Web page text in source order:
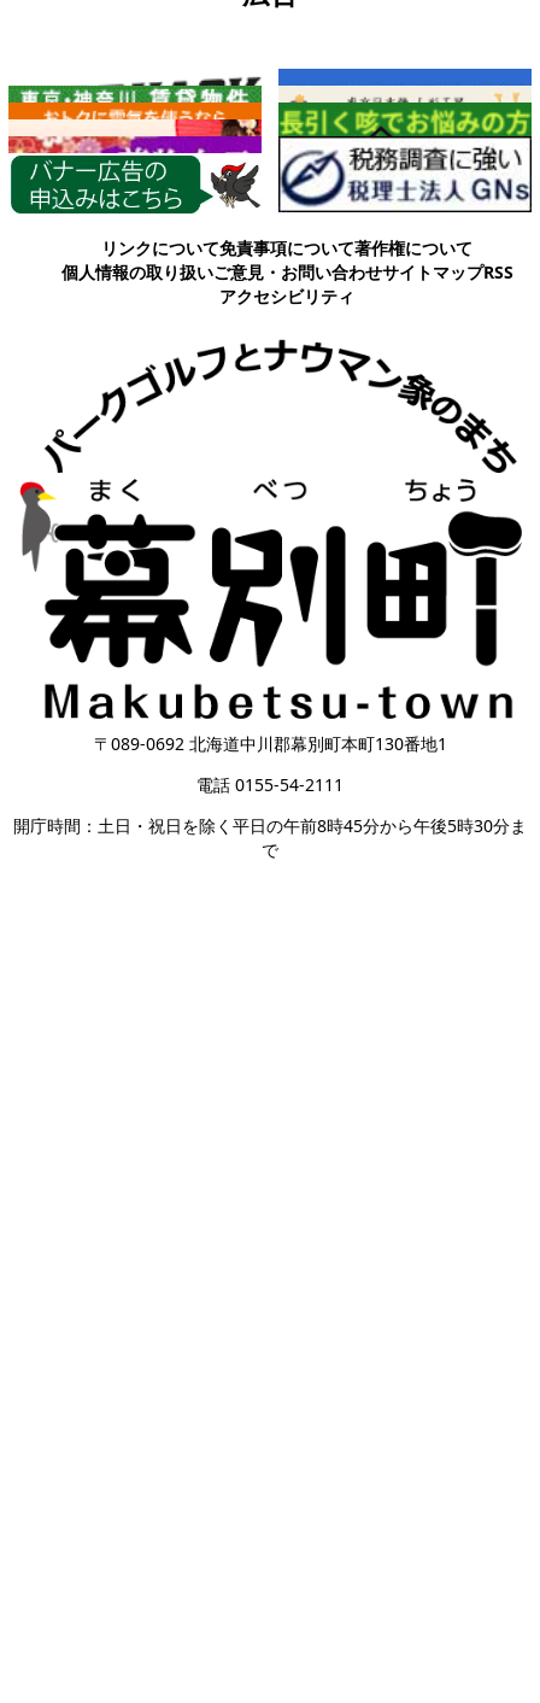
各種情報
リンクについて免責事項について著作権について
個人情報の取り扱いご意見・お問い合わせサイトマップRSS
アクセシビリティ
〒089-0692 北海道中川郡幕別町本町130番地1
電話 0155-54-2111
開庁時間：土日・祝日を除く平日の午前8時45分から午後5時30分ま
で